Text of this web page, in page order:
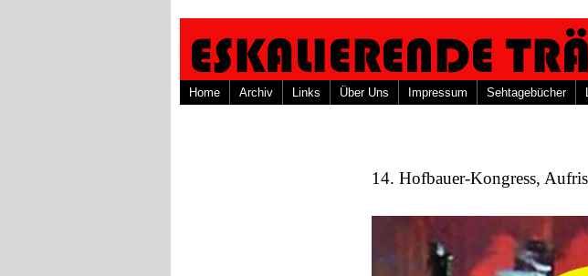
Home Archiv Links Über Uns Impressum Sehtagebücher
14. Hofbauer-Kongress,